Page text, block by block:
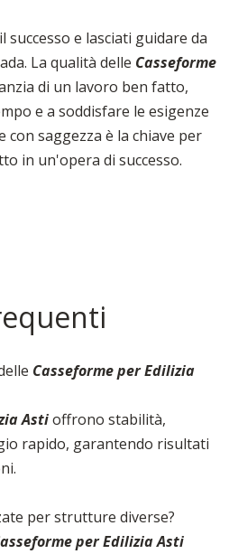
successo e lasciati guidare da
La qualità delle Casseforme
di un lavoro ben fatto,
e a soddisfare le esigenze
con saggezza è la chiave per
in un'opera di successo.
Casseforme per Edilizia
Astioffrono stabilità,
rapido, garantendo risultati
per strutture diverse?
per Edilizia Asti